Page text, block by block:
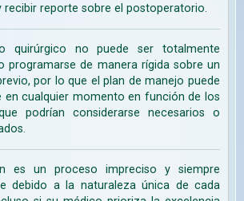
recibir reporte sobre el postoperatorio.
quirúrgico no puede ser totalmente
programarse de manera rígida sobre un
por lo que el plan de manejo puede
en cualquier momento en función de los
podrían considerarse necesarios o
es un proceso impreciso y siempre
debido a la naturaleza única de cada